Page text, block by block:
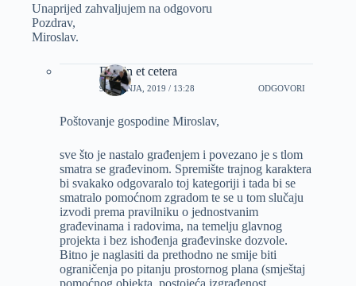
Unaprijed zahvaljujem na odgovoru
Pozdrav,
Miroslav.
Dizajn et cetera
9 SVIBNJA, 2019 / 13:28 ODGOVORI
Poštovanje gospodine Miroslav,
sve što je nastalo građenjem i povezano je s tlom
smatra se građevinom. Spremište trajnog karaktera
bi svakako odgovaralo toj kategoriji i tada bi se
smatralo pomoćnom zgradom te se u tom slučaju
izvodi prema pravilniku o jednostvanim
građevinama i radovima, na temelju glavnog
projekta i bez ishođenja građevinske dozvole.
Bitno je naglasiti da prethodno ne smije biti
ograničenja po pitanju prostornog plana (smještaj
pomoćnog objekta, postojeća izgrađenost,